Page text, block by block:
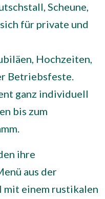
Scheune,
für private und
Hochzeiten,
Betriebsfeste.
ganz individuell
bis zum
ihre
aus der
mit einem rustikalen